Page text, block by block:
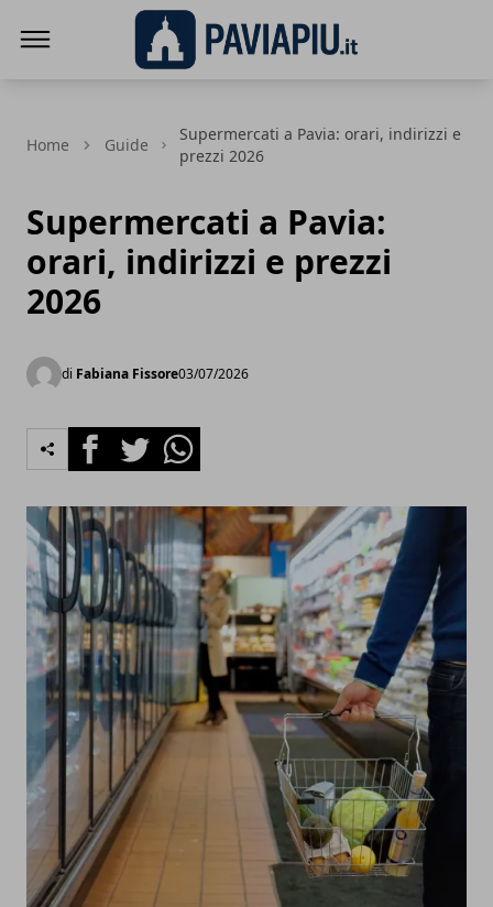
Home Guide
Supermercati a Pavia: orari, indirizzi e
prezzi 2026
Supermercati a Pavia:
orari, indirizzi e prezzi
2026
di Fabiana Fissore03/07/2026
FacebookTwitterWhatsapp